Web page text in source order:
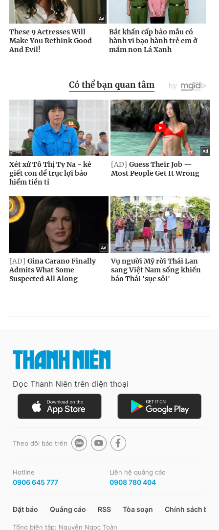
Đọc Thanh Niên trên điện thoại
Theo dõi báo trên
Hotline
0906 645 777
Liên hệ quảng cáo
0908 780 404
Đặt báo Quảng cáo RSS Tòa soạn Chính sách bảo
Tổng biên tập: Nguyễn Ngọc Toàn